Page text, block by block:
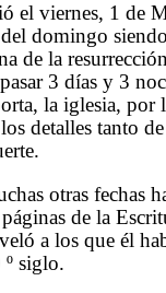
el viernes, 1 de
domingo
de la
3 días y 3
la iglesia, por
detalles tanto
otras fechas
de la
a los que él
º siglo.